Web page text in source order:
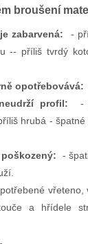
broušení
zabarvená: -
-- příliš tvrdý
opotřebovává:
profil: -
hrubá -
-
vřeteno,
a hřídele